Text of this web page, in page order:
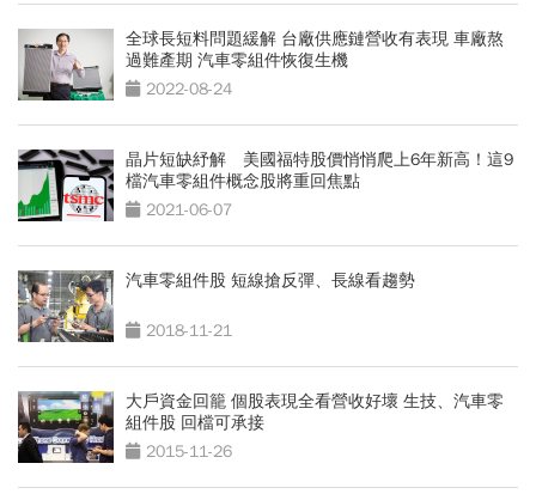
全球長短料問題緩解 台廠供應鏈營收有表現 車廠熬
過難產期 汽車零組件恢復生機
2022-08-24
晶片短缺紓解 美國福特股價悄悄爬上6年新高！這9
檔汽車零組件概念股將重回焦點
2021-06-07
汽車零組件股 短線搶反彈、長線看趨勢
2018-11-21
大戶資金回籠 個股表現全看營收好壞 生技、汽車零
組件股 回檔可承接
2015-11-26